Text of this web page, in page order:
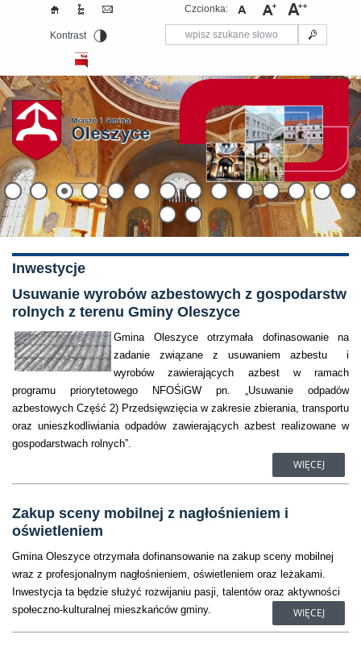
Czcionka:
Kontrast
Inwestycje
​Usuwanie wyrobów azbestowych z gospodarstw
rolnych z terenu Gminy Oleszyce
Gmina Oleszyce otrzymała dofinasowanie na
zadanie związane z usuwaniem azbestu i
wyrobów zawierających azbest w ramach
programu priorytetowego NFOŚiGW pn. „Usuwanie odpadów
azbestowych Część 2) Przedsięwzięcia w zakresie zbierania, transportu
oraz unieszkodliwiania odpadów zawierających azbest realizowane w
gospodarstwach rolnych”.
WIĘCEJ
Zakup sceny mobilnej z nagłośnieniem i
oświetleniem
Gmina Oleszyce otrzymała dofinansowanie na zakup sceny mobilnej
wraz z profesjonalnym nagłośnieniem, oświetleniem oraz leżakami.
Inwestycja ta będzie służyć rozwijaniu pasji, talentów oraz aktywności
społeczno-kulturalnej mieszkańców gminy.
WIĘCEJ